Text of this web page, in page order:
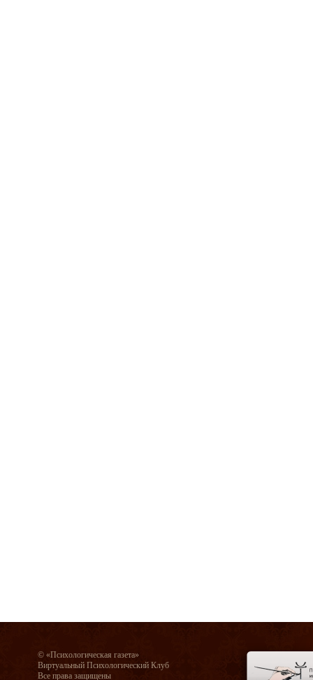
© «Психологическая газета»
Виртуальный Психологический Клуб
Все права защищены